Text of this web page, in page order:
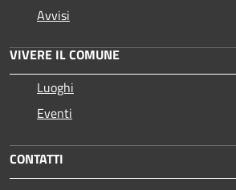
Avvisi
VIVERE IL COMUNE
Luoghi
Eventi
CONTATTI